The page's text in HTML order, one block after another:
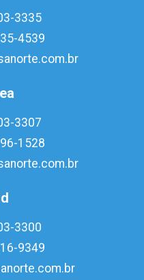
3335
4539
3307
1528
3300
9349